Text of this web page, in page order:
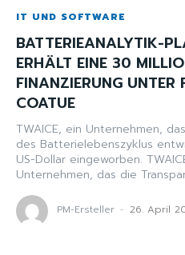
IT UND SOFTWARE
BATTERIEANALYTIK-
ERHÄLT EINE 30
FINANZIERUNG UNTER
COATUE
TWAICE, ein Unternehmen,
des Batterielebenszyklus
US-Dollar eingeworben. TWAICE, ein Batterieanalytik-
Unternehmen, das die
PM-Ersteller - 26. April